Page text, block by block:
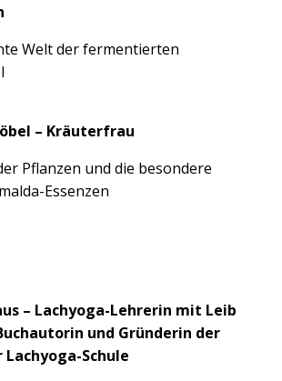
Welt der fermentierten
– Kräuterfrau
Pflanzen und die besondere
Essenzen
– Lachyoga-Lehrerin mit Leib
und Gründerin der
Schule